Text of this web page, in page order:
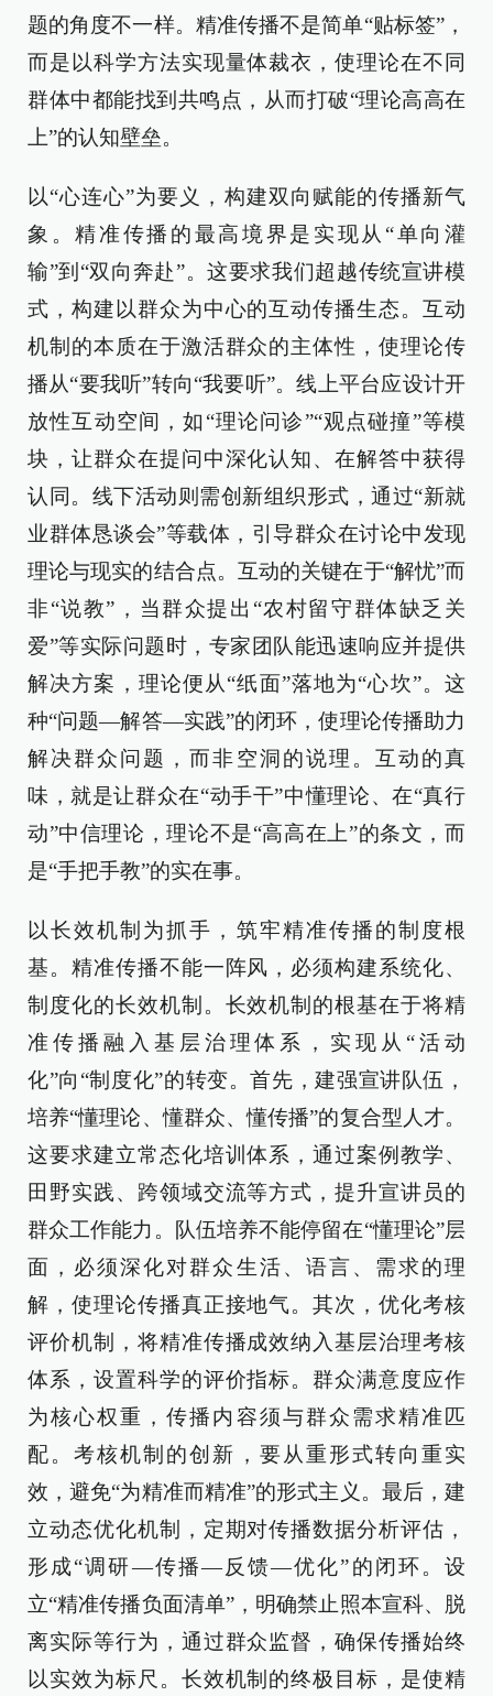
题的角度不一样。精准传播不是简单“贴标签”，
而是以科学方法实现量体裁衣，使理论在不同
群体中都能找到共鸣点，从而打破“理论高高在
上”的认知壁垒。
以“心连心”为要义，构建双向赋能的传播新气
象。精准传播的最高境界是实现从“单向灌
输”到“双向奔赴”。这要求我们超越传统宣讲模
式，构建以群众为中心的互动传播生态。互动
机制的本质在于激活群众的主体性，使理论传
播从“要我听”转向“我要听”。线上平台应设计开
放性互动空间，如“理论问诊”“观点碰撞”等模
块，让群众在提问中深化认知、在解答中获得
认同。线下活动则需创新组织形式，通过“新就
业群体恳谈会”等载体，引导群众在讨论中发现
理论与现实的结合点。互动的关键在于“解忧”而
非“说教”，当群众提出“农村留守群体缺乏关
爱”等实际问题时，专家团队能迅速响应并提供
解决方案，理论便从“纸面”落地为“心坎”。这
种“问题—解答—实践”的闭环，使理论传播助力
解决群众问题，而非空洞的说理。互动的真
味，就是让群众在“动手干”中懂理论、在“真行
动”中信理论，理论不是“高高在上”的条文，而
是“手把手教”的实在事。
以长效机制为抓手，筑牢精准传播的制度根
基。精准传播不能一阵风，必须构建系统化、
制度化的长效机制。长效机制的根基在于将精
准传播融入基层治理体系，实现从“活动
化”向“制度化”的转变。首先，建强宣讲队伍，
培养“懂理论、懂群众、懂传播”的复合型人才。
这要求建立常态化培训体系，通过案例教学、
田野实践、跨领域交流等方式，提升宣讲员的
群众工作能力。队伍培养不能停留在“懂理论”层
面，必须深化对群众生活、语言、需求的理
解，使理论传播真正接地气。其次，优化考核
评价机制，将精准传播成效纳入基层治理考核
体系，设置科学的评价指标。群众满意度应作
为核心权重，传播内容须与群众需求精准匹
配。考核机制的创新，要从重形式转向重实
效，避免“为精准而精准”的形式主义。最后，建
立动态优化机制，定期对传播数据分析评估，
形成“调研—传播—反馈—优化”的闭环。设
立“精准传播负面清单”，明确禁止照本宣科、脱
离实际等行为，通过群众监督，确保传播始终
以实效为标尺。长效机制的终极目标，是使精